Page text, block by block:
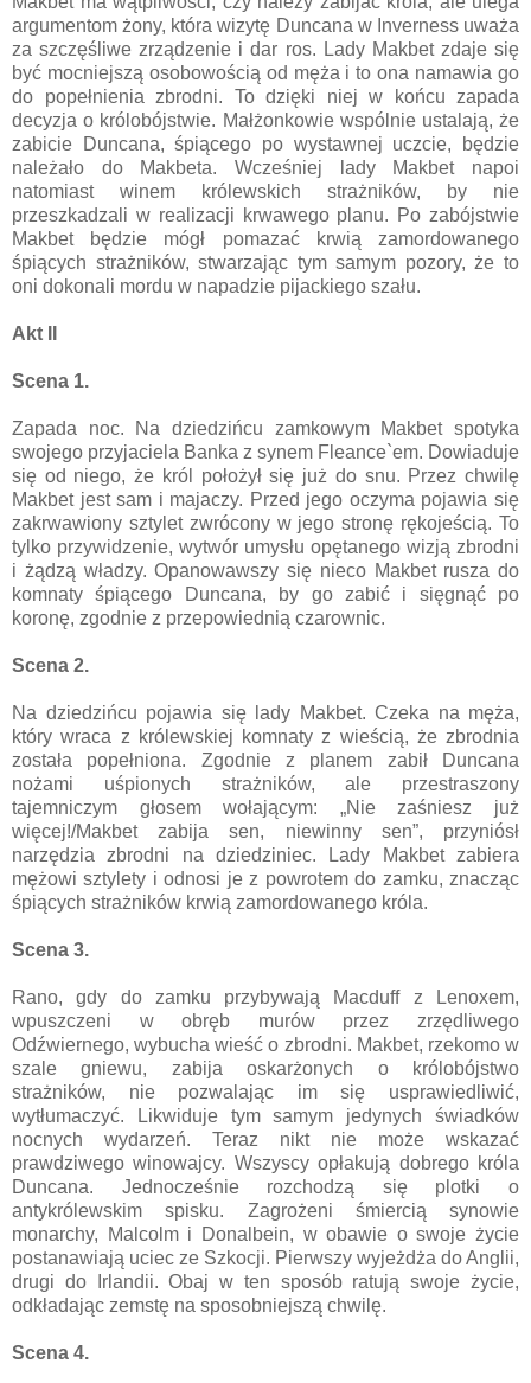
argumentom żony, która wizytę Duncana w Inverness uważa
za szczęśliwe zrządzenie i dar ros. Lady Makbet zdaje się
być mocniejszą osobowością od męża i to ona namawia go
do popełnienia zbrodni. To dzięki niej w końcu zapada
decyzja o królobójstwie. Małżonkowie wspólnie ustalają, że
zabicie Duncana, śpiącego po wystawnej uczcie, będzie
należało do Makbeta. Wcześniej lady Makbet napoi
natomiast winem królewskich strażników, by nie
przeszkadzali w realizacji krwawego planu. Po zabójstwie
Makbet będzie mógł pomazać krwią zamordowanego
śpiących strażników, stwarzając tym samym pozory, że to
oni dokonali mordu w napadzie pijackiego szału.
Akt II
Scena 1.
Zapada noc. Na dziedzińcu zamkowym Makbet spotyka
swojego przyjaciela Banka z synem Fleance`em. Dowiaduje
się od niego, że król położył się już do snu. Przez chwilę
Makbet jest sam i majaczy. Przed jego oczyma pojawia się
zakrwawiony sztylet zwrócony w jego stronę rękojeścią. To
tylko przywidzenie, wytwór umysłu opętanego wizją zbrodni
i żądzą władzy. Opanowawszy się nieco Makbet rusza do
komnaty śpiącego Duncana, by go zabić i sięgnąć po
koronę, zgodnie z przepowiednią czarownic.
Scena 2.
Na dziedzińcu pojawia się lady Makbet. Czeka na męża,
który wraca z królewskiej komnaty z wieścią, że zbrodnia
została popełniona. Zgodnie z planem zabił Duncana
nożami uśpionych strażników, ale przestraszony
tajemniczym głosem wołającym: „Nie zaśniesz już
więcej!/Makbet zabija sen, niewinny sen”, przyniósł
narzędzia zbrodni na dziedziniec. Lady Makbet zabiera
mężowi sztylety i odnosi je z powrotem do zamku, znacząc
śpiących strażników krwią zamordowanego króla.
Scena 3.
Rano, gdy do zamku przybywają Macduff z Lenoxem,
wpuszczeni w obręb murów przez zrzędliwego
Odźwiernego, wybucha wieść o zbrodni. Makbet, rzekomo w
szale gniewu, zabija oskarżonych o królobójstwo
strażników, nie pozwalając im się usprawiedliwić,
wytłumaczyć. Likwiduje tym samym jedynych świadków
nocnych wydarzeń. Teraz nikt nie może wskazać
prawdziwego winowajcy. Wszyscy opłakują dobrego króla
Duncana. Jednocześnie rozchodzą się plotki o
antykrólewskim spisku. Zagrożeni śmiercią synowie
monarchy, Malcolm i Donalbein, w obawie o swoje życie
postanawiają uciec ze Szkocji. Pierwszy wyjeżdża do Anglii,
drugi do Irlandii. Obaj w ten sposób ratują swoje życie,
odkładając zemstę na sposobniejszą chwilę.
Scena 4.